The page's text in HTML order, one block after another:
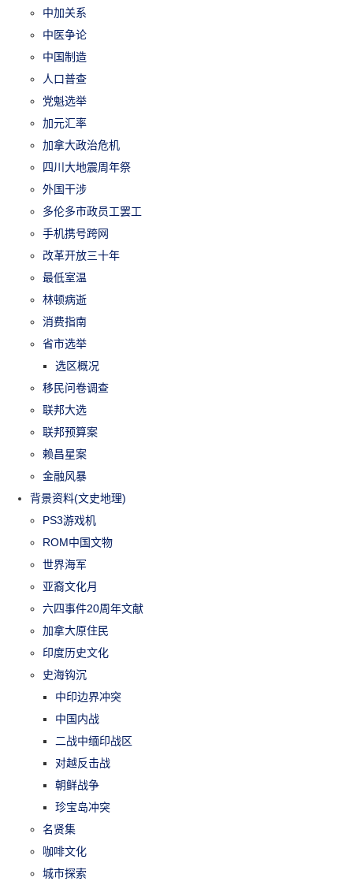
中加关系
中医争论
中国制造
人口普查
党魁选举
加元汇率
加拿大政治危机
四川大地震周年祭
外国干涉
多伦多市政员工罢工
手机携号跨网
改革开放三十年
最低室温
林顿病逝
消费指南
省市选举
选区概况
移民问卷调查
联邦大选
联邦预算案
赖昌星案
金融风暴
背景资料(文史地理)
PS3游戏机
ROM中国文物
世界海军
亚裔文化月
六四事件20周年文献
加拿大原住民
印度历史文化
史海钩沉
中印边界冲突
中国内战
二战中缅印战区
对越反击战
朝鲜战争
珍宝岛冲突
名贤集
咖啡文化
城市探索